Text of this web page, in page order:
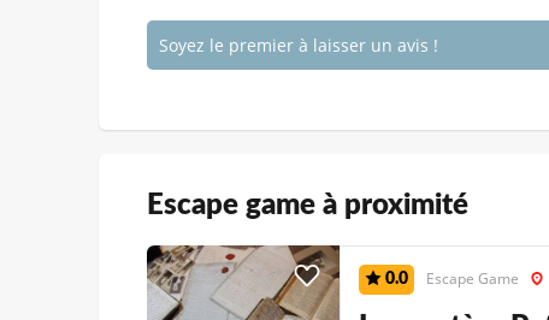
Soyez le premier à laisser un avis !
Escape game à proximité
0.0 Escape Game